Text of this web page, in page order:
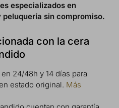
especializados en
sin compromiso.
con la cera
24/48h y 14 días para
estado original. Más